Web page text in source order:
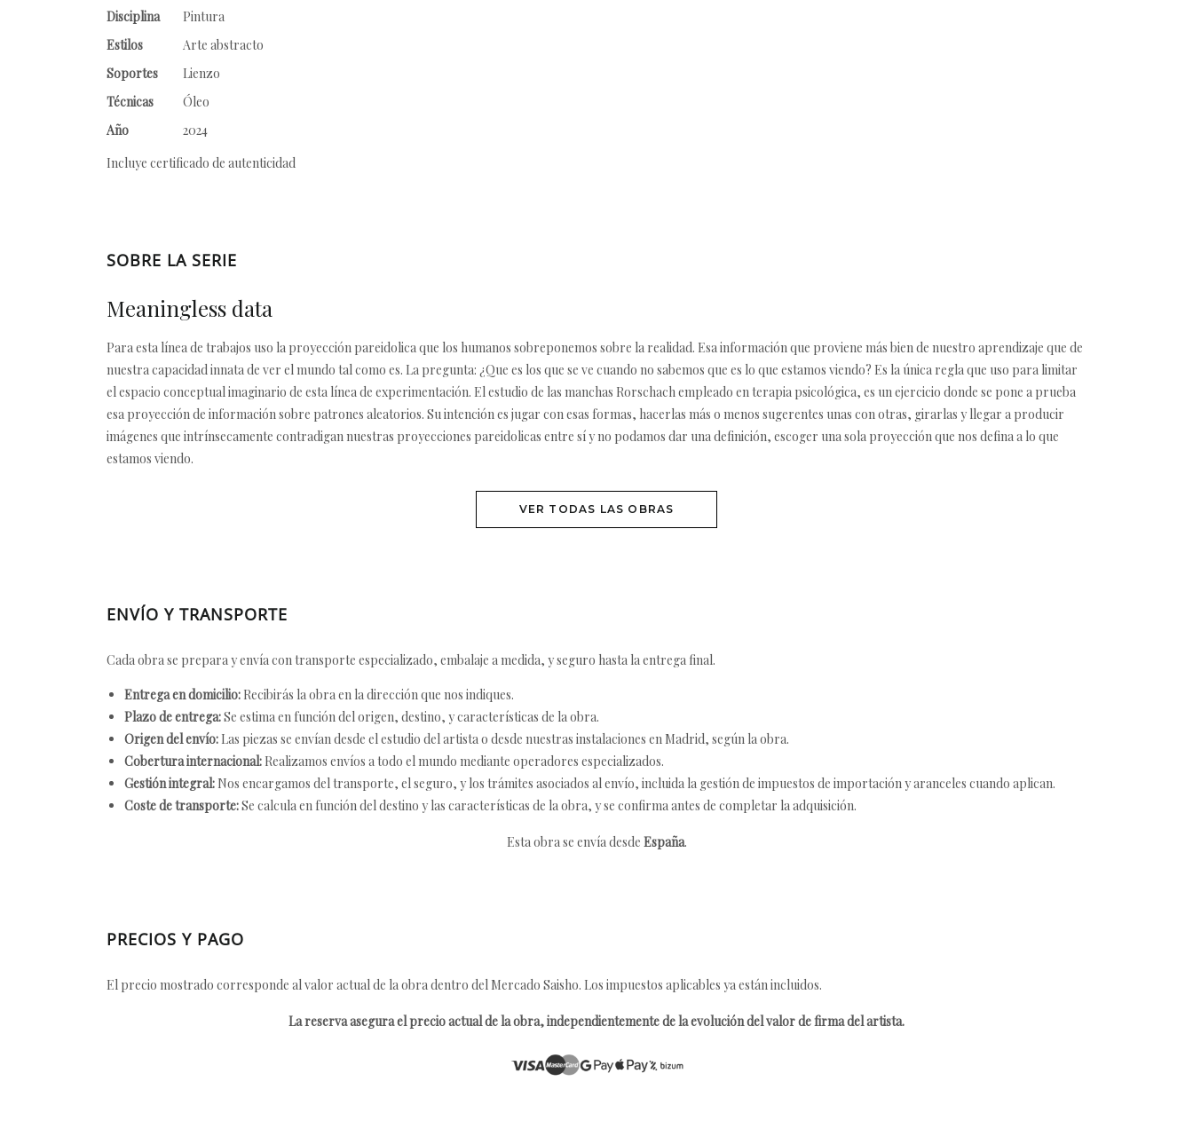
Disciplina
Pintura
Estilos
Arte abstracto
Soportes
Lienzo
Técnicas
Óleo
Año
2024
Incluye certificado de autenticidad
SOBRE LA SERIE
Meaningless data
Para esta línea de trabajos uso la proyección pareidolica que los humanos sobreponemos sobre la realidad. Esa información que proviene más bien de nuestro aprendizaje que de
nuestra capacidad innata de ver el mundo tal como es. La pregunta: ¿Que es los que se ve cuando no sabemos que es lo que estamos viendo? Es la única regla que uso para limitar
el espacio conceptual imaginario de esta línea de experimentación. El estudio de las manchas Rorschach empleado en terapia psicológica, es un ejercicio donde se pone a prueba
esa proyección de información sobre patrones aleatorios. Su intención es jugar con esas formas, hacerlas más o menos sugerentes unas con otras, girarlas y llegar a producir
imágenes que intrínsecamente contradigan nuestras proyecciones pareidolicas entre sí y no podamos dar una definición, escoger una sola proyección que nos defina a lo que
estamos viendo.
VER TODAS LAS OBRAS
ENVÍO Y TRANSPORTE
Cada obra se prepara y envía con transporte especializado, embalaje a medida, y seguro hasta la entrega final.
Entrega en domicilio: Recibirás la obra en la dirección que nos indiques.
Plazo de entrega:Se estima en función del origen, destino, y características de la obra.
Origen del envío: Las piezas se envían desde el estudio del artista o desde nuestras instalaciones en Madrid, según la obra.
Cobertura internacional: Realizamos envíos a todo el mundo mediante operadores especializados.
Gestión integral: Nos encargamos del transporte, el seguro, y los trámites asociados al envío, incluida la gestión de impuestos de importación y aranceles cuando aplican.
Coste de transporte:Se calcula en función del destino y las características de la obra, y se confirma antes de completar la adquisición.
Esta obra se envía desde España.
PRECIOS Y PAGO
El precio mostrado corresponde al valor actual de la obra dentro del Mercado Saisho. Los impuestos aplicables ya están incluidos.
La reserva asegura el precio actual de la obra, independientemente de la evolución del valor de firma del artista.